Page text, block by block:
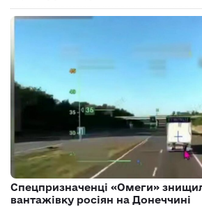
Спецпризначенці «Омеги»
вантажівку росіян на Донеччині